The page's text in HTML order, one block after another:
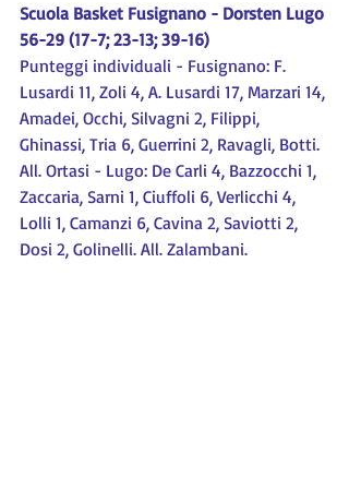
Scuola Basket Fusignano - Dorsten Lugo
56-29 (17-7; 23-13; 39-16)
Punteggi individuali - Fusignano: F.
Lusardi 11, Zoli 4, A. Lusardi 17, Marzari 14,
Amadei, Occhi, Silvagni 2, Filippi,
Ghinassi, Tria 6, Guerrini 2, Ravagli, Botti.
All. Ortasi - Lugo: De Carli 4, Bazzocchi 1,
Zaccaria, Sarni 1, Ciuffoli 6, Verlicchi 4,
Lolli 1, Camanzi 6, Cavina 2, Saviotti 2,
Dosi 2, Golinelli. All. Zalambani.